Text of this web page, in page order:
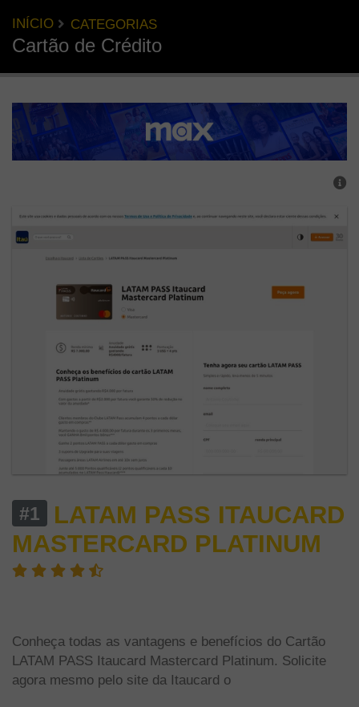
INÍCIO CATEGORIAS
Cartão de Crédito
#1
LATAM PASS ITAUCARD
MASTERCARD PLATINUM
Conheça todas as vantagens e benefícios do Cartão
LATAM PASS Itaucard Mastercard Platinum. Solicite
agora mesmo pelo site da Itaucard o